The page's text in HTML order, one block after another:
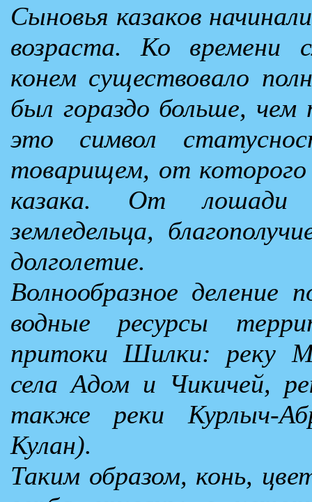
Сыновья казаков
возраста. Ко времени
конем существовало
был гораздо больше,
это символ
товарищем, от которого
казака. От лошади
земледельца,
долголетие.
Волнообразное деление
водные ресурсы
притоки Шилки: реку
села Адом и Чикичей,
также реки Курлыч-
Кулан).
Таким образом, конь,